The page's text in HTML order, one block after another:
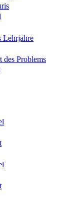
Lehrjahre
Problems